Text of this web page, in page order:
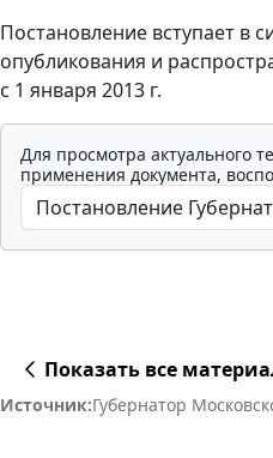
Постановление вступает в
опубликования и
с 1 января 2013 г.
Для просмотра актуального
применения документа,
Показать все
Источник:Губернатор